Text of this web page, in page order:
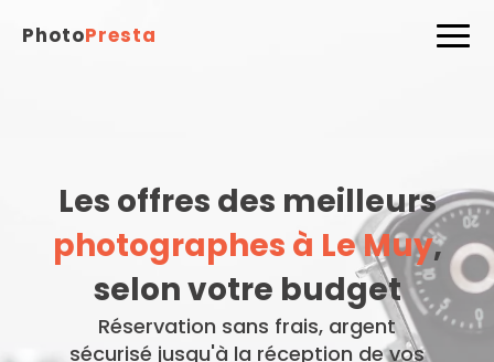
PhotoPresta
Les offres des meilleurs
photographes à Le Muy,
selon votre budget
Réservation sans frais, argent
sécurisé jusqu'à la réception de vos